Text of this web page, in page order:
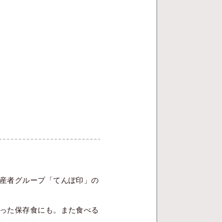
者グループ「てんぽ印」の
た保存食にも。また食べる